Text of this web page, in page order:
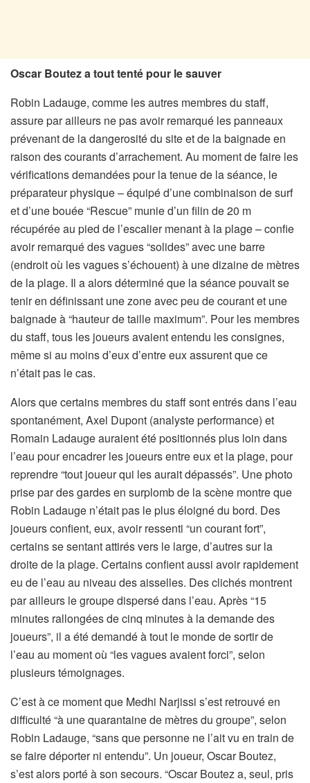
Oscar Boutez a tout tenté pour le sauver
Robin Ladauge, comme les autres membres du staff,
assure par ailleurs ne pas avoir remarqué les panneaux
prévenant de la dangerosité du site et de la baignade en
raison des courants d’arrachement. Au moment de faire les
vérifications demandées pour la tenue de la séance, le
préparateur physique – équipé d’une combinaison de surf
et d’une bouée “Rescue” munie d’un filin de 20 m
récupérée au pied de l’escalier menant à la plage – confie
avoir remarqué des vagues “solides” avec une barre
(endroit où les vagues s’échouent) à une dizaine de mètres
de la plage. Il a alors déterminé que la séance pouvait se
tenir en définissant une zone avec peu de courant et une
baignade à “hauteur de taille maximum”. Pour les membres
du staff, tous les joueurs avaient entendu les consignes,
même si au moins d’eux d’entre eux assurent que ce
n’était pas le cas.
Alors que certains membres du staff sont entrés dans l’eau
spontanément, Axel Dupont (analyste performance) et
Romain Ladauge auraient été positionnés plus loin dans
l’eau pour encadrer les joueurs entre eux et la plage, pour
reprendre “tout joueur qui les aurait dépassés”. Une photo
prise par des gardes en surplomb de la scène montre que
Robin Ladauge n’était pas le plus éloigné du bord. Des
joueurs confient, eux, avoir ressenti “un courant fort”,
certains se sentant attirés vers le large, d’autres sur la
droite de la plage. Certains confient aussi avoir rapidement
eu de l’eau au niveau des aisselles. Des clichés montrent
par ailleurs le groupe dispersé dans l’eau. Après “15
minutes rallongées de cinq minutes à la demande des
joueurs”, il a été demandé à tout le monde de sortir de
l’eau au moment où “les vagues avaient forci”, selon
plusieurs témoignages.
C’est à ce moment que Medhi Narjissi s’est retrouvé en
difficulté “à une quarantaine de mètres du groupe”, selon
Robin Ladauge, “sans que personne ne l’ait vu en train de
se faire déporter ni entendu”. Un joueur, Oscar Boutez,
s’est alors porté à son secours. “Oscar Boutez a, seul, pris